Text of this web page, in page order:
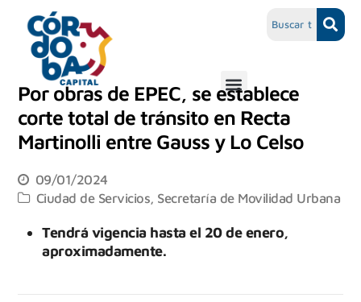
Por obras de EPEC, se establece
corte total de tránsito en Recta
Martinolli entre Gauss y Lo Celso
09/01/2024
Ciudad de Servicios, Secretaría de Movilidad Urbana
Tendrá vigencia hasta el 20 de enero,
aproximadamente.